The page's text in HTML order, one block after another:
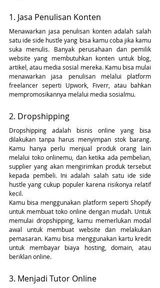
1. Jasa Penulisan Konten
Menawarkan jasa penulisan konten adalah salah
satu ide side hustle yang bisa kamu coba jika kamu
suka menulis. Banyak perusahaan dan pemilik
website yang membutuhkan konten untuk blog,
artikel, atau media sosial mereka. Kamu bisa mulai
menawarkan jasa penulisan melalui platform
freelancer seperti Upwork, Fiverr, atau bahkan
mempromosikannya melalui media sosialmu.
2. Dropshipping
Dropshipping adalah bisnis online yang bisa
dilakukan tanpa harus menyimpan stok barang.
Kamu hanya perlu menjual produk orang lain
melalui toko onlinemu, dan ketika ada pembelian,
supplier yang akan mengirimkan produk tersebut
kepada pembeli. Ini adalah salah satu ide side
hustle yang cukup populer karena risikonya relatif
kecil.
Kamu bisa menggunakan platform seperti Shopify
untuk membuat toko online dengan mudah. Untuk
memulai dropshipping, kamu memerlukan modal
awal untuk membuat website dan melakukan
pemasaran. Kamu bisa menggunakan kartu kredit
untuk membayar biaya hosting, domain, atau
beriklan online.
3. Menjadi Tutor Online